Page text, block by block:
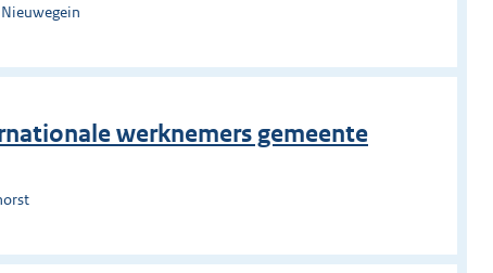
werknemers gemeente